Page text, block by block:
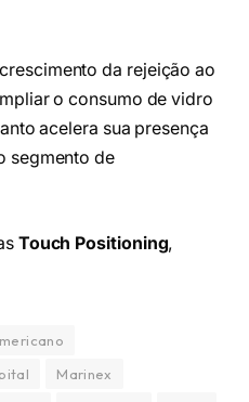
da rejeição ao
o consumo de vidro
acelera sua presença
segmento de
Touch Positioning,
Marinex